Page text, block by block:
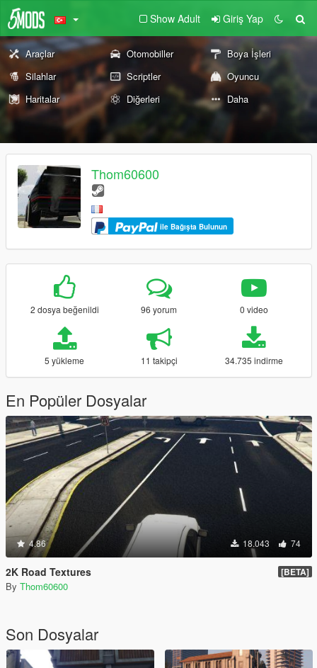
Show Adult Giriş Yap
Araçlar Otomobiller
Boya İşleri
Silahlar
Scriptler
Oyuncu
Haritalar
Diğerleri Daha
Thom60600
ile Bağışta Bulunun
2 dosya beğenildi 96 yorum 0 video
5 yükleme 11 takipçi 34.735 indirme
En Popüler Dosyalar
4.86 18.043 74
2K Road Textures [BETA]
By Thom60600
Son Dosyalar